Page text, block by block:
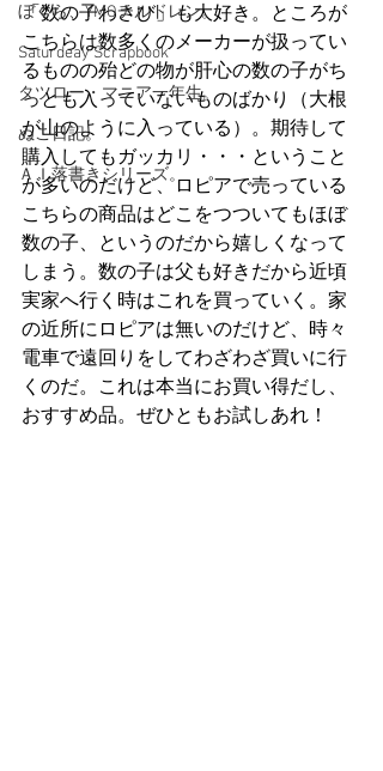
ぼくら、YMOチルドレン。
Saturdeay Scrapbook
タツロー・マニア一年生。
ぬこ日記。
ＡＩ落書きシリーズ。
「数の子わさび」も大好き。ところが
こちらは数多くのメーカーが扱ってい
るものの殆どの物が肝心の数の子がち
っとも入っていないものばかり（大根
が山のように入っている）。期待して
購入してもガッカリ・・・ということ
が多いのだけど、ロピアで売っている
こちらの商品はどこをつついてもほぼ
数の子、というのだから嬉しくなって
しまう。数の子は父も好きだから近頃
実家へ行く時はこれを買っていく。家
の近所にロピアは無いのだけど、時々
電車で遠回りをしてわざわざ買いに行
くのだ。これは本当にお買い得だし、
おすすめ品。ぜひともお試しあれ！